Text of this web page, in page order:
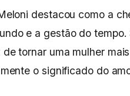
destacou como a
e a gestão do
tornar uma mulher
o significado do